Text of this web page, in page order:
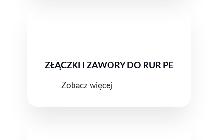
ZŁĄCZKI I ZAWORY DO RUR PE
Zobacz więcej